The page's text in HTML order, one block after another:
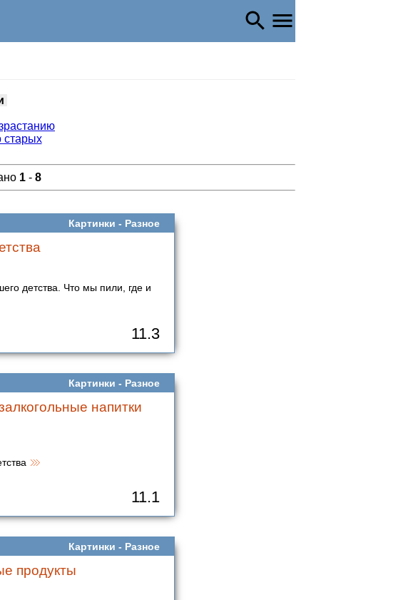
старых
1- 8
Картинки - Разное
детства. Что мы пили, где и
11.3
Картинки - Разное
напитки
11.1
Картинки - Разное
продукты